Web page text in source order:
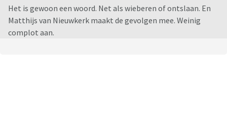
Het is gewoon een woord. Net als wieberen of ontslaan. En
Matthijs van Nieuwkerk maakt de gevolgen mee. Weinig
complot aan.